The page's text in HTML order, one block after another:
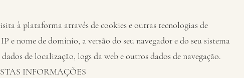
à plataforma através de cookies e outras tecnologias de
e nome de domínio, a versão do seu navegador e do seu sistema
de localização, logs da web e outros dados de navegação.
INFORMAÇÕES